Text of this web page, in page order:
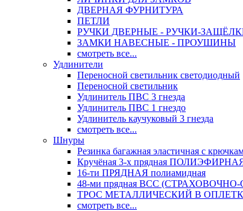
ДВЕРНАЯ ФУРНИТУРА
ПЕТЛИ
РУЧКИ ДВЕРНЫЕ - РУЧКИ-
ЗАМКИ НАВЕСНЫЕ - ПРОУШИНЫ
смотреть все...
Удлинители
Переносной светильник светодиодный
Переносной светильник
Удлинитель ПВС 3 гнезда
Удлинитель ПВС 1 гнездо
Удлинитель каучуковый 3 гнезда
смотреть все...
Шнуры
Резинка багажная эластичная с
Кручёная 3-х прядная
16-ти ПРЯДНАЯ полиамидная
48-ми прядная ВСС
ТРОС МЕТАЛЛИЧЕСКИЙ В ОПЛЕТКЕ
смотреть все...